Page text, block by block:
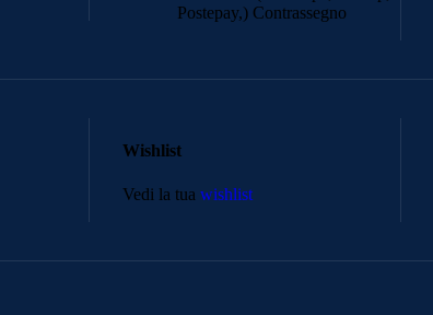
Postepay,) Contrassegno
Wishlist
Vedi la tua wishlist